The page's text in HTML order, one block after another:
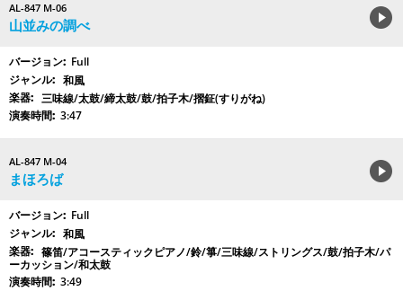
AL-847 M-06
山並みの調べ
Full
和風
三味線/太鼓/締太鼓/鼓/拍子木/摺鉦(すりがね)
3:47
AL-847 M-04
まほろば
Full
和風
篠笛/アコースティックピアノ/鈴/箏/三味線/ストリングス/鼓/拍子木/パ
ーカッション/和太鼓
3:49